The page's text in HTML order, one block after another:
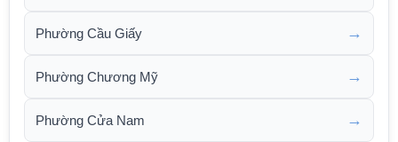
Phường Cầu Giấy →
Phường Chương Mỹ →
Phường Cửa Nam →